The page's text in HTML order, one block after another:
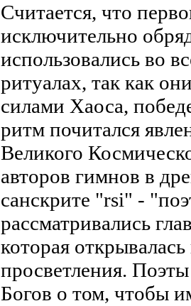
Считается, что
исключительно
использовались во
ритуалах, так как
силами Хаоса,
ритм почитался
Великого
авторов гимнов в
санскрите "rsi" -
рассматривались
которая
просветления.
Богов о том, чтобы